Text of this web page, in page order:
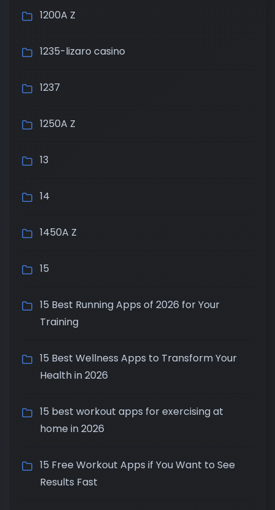
1200A Z
1235-lizaro casino
1237
1250A Z
13
14
1450A Z
15
15 Best Running Apps of 2026 for Your
Training
15 Best Wellness Apps to Transform Your
Health in 2026
15 best workout apps for exercising at
home in 2026
15 Free Workout Apps if You Want to See
Results Fast